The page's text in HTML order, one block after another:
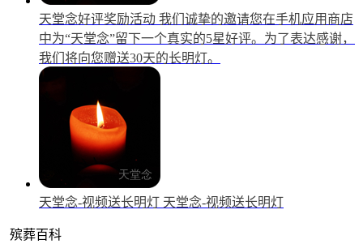
天堂念好评奖励活动 我们诚挚的邀请您在手机应用商店
中为“天堂念”留下一个真实的5星好评。为了表达感谢，
我们将向您赠送30天的长明灯。
天堂念-视频送长明灯 天堂念-视频送长明灯
殡葬百科